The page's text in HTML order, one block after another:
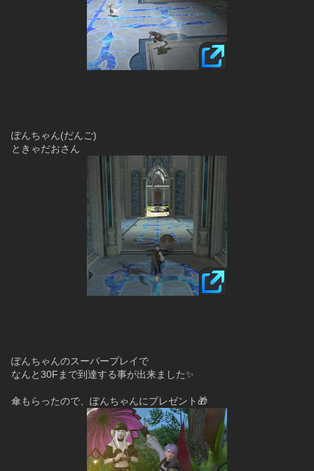
ぽんちゃん(だんご)
ときゃだおさん
ぽんちゃんのスーパープレイで
なんと30Fまで到達する事が出来ました✨
傘もらったので、ぽんちゃんにプレゼント🎁